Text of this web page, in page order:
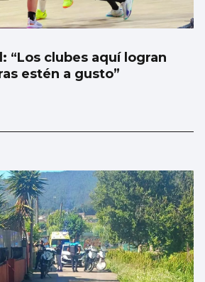
“Los clubes aquí logran
estén a gusto”